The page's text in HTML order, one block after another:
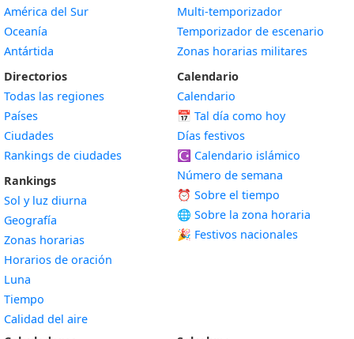
América del Sur
Oceanía
Antártida
Directorios
Todas las regiones
Países
Ciudades
Rankings de ciudades
Rankings
Sol y luz diurna
Geografía
Zonas horarias
Horarios de oración
Luna
Tiempo
Calidad del aire
Multi-temporizador
Temporizador de escenario
Zonas horarias militares
Calendario
Calendario
📅 Tal día como hoy
Días festivos
☪️ Calendario islámico
Número de semana
⏰ Sobre el tiempo
🌐 Sobre la zona horaria
🎉 Festivos nacionales